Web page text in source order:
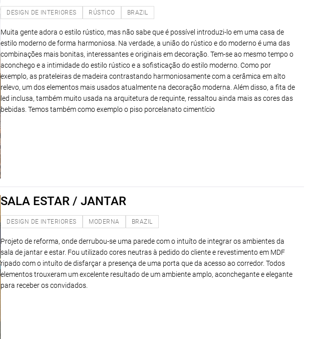
DESIGN DE INTERIORES RÚSTICO BRAZIL
Muita gente adora o estilo rústico, mas não sabe que é possível introduzi-lo em uma casa de
estilo moderno de forma harmoniosa. Na verdade, a união do rústico e do moderno é uma das
combinações mais bonitas, interessantes e originais em decoração. Tem-se ao mesmo tempo o
aconchego e a intimidade do estilo rústico e a sofisticação do estilo moderno. Como por
exemplo, as prateleiras de madeira contrastando harmoniosamente com a cerâmica em alto
relevo, um dos elementos mais usados atualmente na decoração moderna. Além disso, a fita de
led inclusa, também muito usada na arquitetura de requinte, ressaltou ainda mais as cores das
bebidas. Temos também como exemplo o piso porcelanato cimentício
SALA ESTAR / JANTAR
DESIGN DE INTERIORES MODERNA BRAZIL
Projeto de reforma, onde derrubou-se uma parede com o intuíto de integrar os ambientes da
sala de jantar e estar. Fou utilizado cores neutras à pedido do cliente e revestimento em MDF
ripado com o intuíto de disfarçar a presença de uma porta que da acesso ao corredor. Todos
elementos trouxeram um excelente resultado de um ambiente amplo, aconchegante e elegante
para receber os convidados.